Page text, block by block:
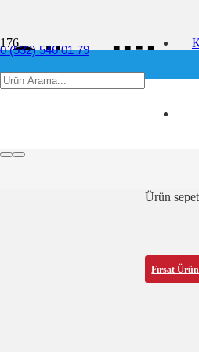
0 (532) 546 01 79
info@ofis360.com
Ürün
Fırsat
Güzellik
İçin
Paylaşım :